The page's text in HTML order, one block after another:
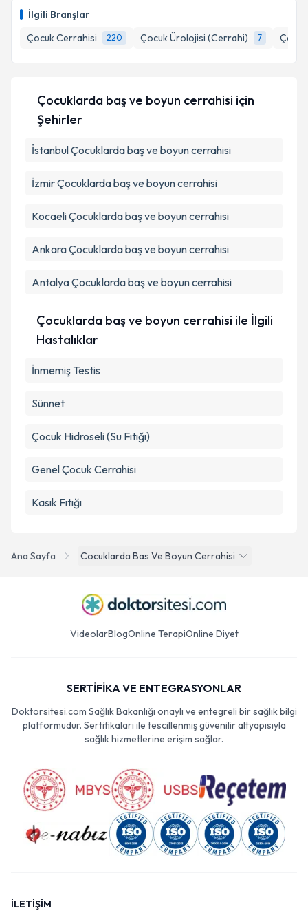
İlgili Branşlar
Çocuk Cerrahisi
220 Çocuk Ürolojisi (Cerrahi) 7 Çocuk
E-posta Adresiniz
Metni'ni okudum ve kişisel verilerimin belirtilen
kapsamda işlenmesini kabul ediyorum.
Takvim Talebini Gönder
Ana Sayfa Cocuklarda Bas Ve Boyun Cerrahisi
Çocuklarda baş ve boyun cerrahisi için
Şehirler
İstanbulÇocuklarda baş ve boyun cerrahisi
İzmirÇocuklarda baş ve boyun cerrahisi
KocaeliÇocuklarda baş ve boyun cerrahisi
AnkaraÇocuklarda baş ve boyun cerrahisi
AntalyaÇocuklarda baş ve boyun cerrahisi
Çocuklarda baş ve boyun cerrahisi ile İlgili
Hastalıklar
İnmemiş Testis
Sünnet
Çocuk Hidroseli (Su Fıtığı)
Genel Çocuk Cerrahisi
Kasık Fıtığı
VideolarBlogOnline TerapiOnline Diyet
SERTİFİKA VE ENTEGRASYONLAR
Doktorsitesi.com Sağlık Bakanlığı onaylı ve entegreli bir sağlık bilgi
platformudur. Sertifikaları ile tescillenmiş güvenilir altyapısıyla
sağlık hizmetlerine erişim sağlar.
İLETİŞİM